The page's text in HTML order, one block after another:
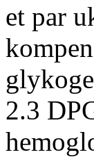
et par
2.3